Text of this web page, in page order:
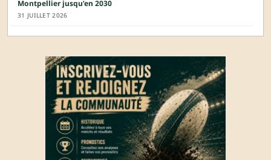
Montpellier jusqu’en 2030
31 JUILLET 2026